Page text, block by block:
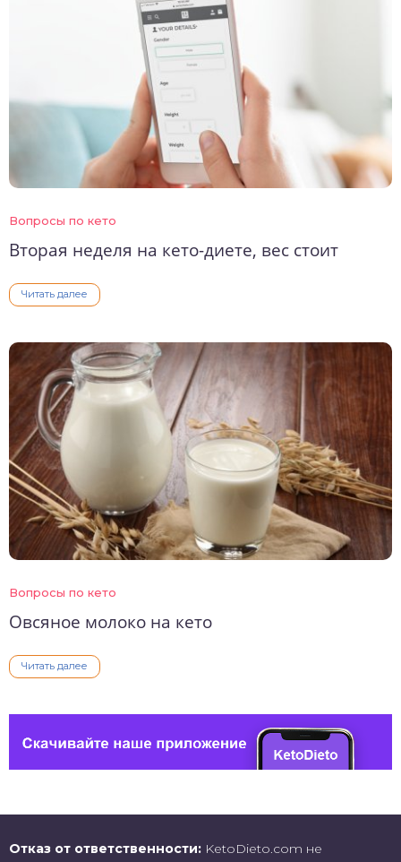
Вопросы по кето
Вторая неделя на кето-диете, вес стоит
Читать далее
Вопросы по кето
Овсяное молоко на кето
Читать далее
Отказ от ответственности: KetoDieto.com не